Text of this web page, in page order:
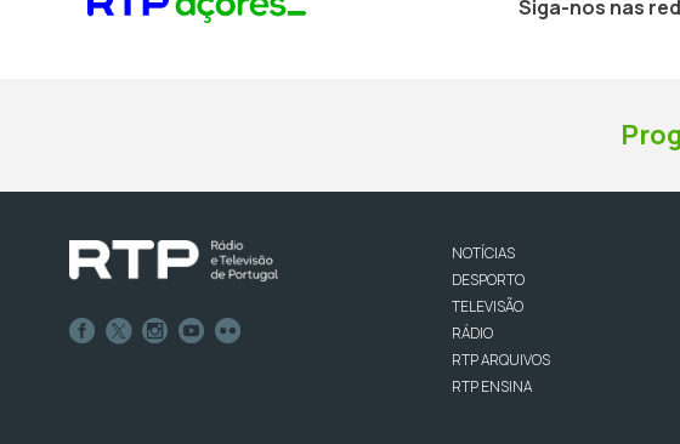
Siga-nos nas
NOTÍCIAS
DESPORTO
TELEVISÃO
RÁDIO
RTP ARQUIVOS
RTP ENSINA